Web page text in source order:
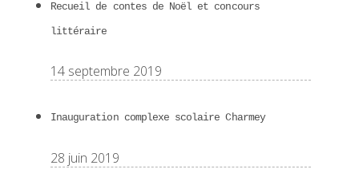
Recueil de contes de Noël et concours
littéraire
14 septembre 2019
Inauguration complexe scolaire Charmey
28 juin 2019